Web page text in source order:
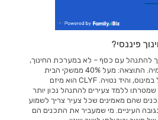
פיננסי?
להתנהל עם כסף – לא במערכת החינוך,
לא בצבא, אפילו לא באקדמיה. התוצאה: מעל 40% ממשקי הבית
בישראל נמצאים בדרך כלל במינוס, והיד נטויה. CLYF הוא מיזם
ללמד צעירים להתנהל נכון יותר
שהם מאמינים שכל צעיר צריך לשמוע
העיניים. מי שמעביר את התכנים הם